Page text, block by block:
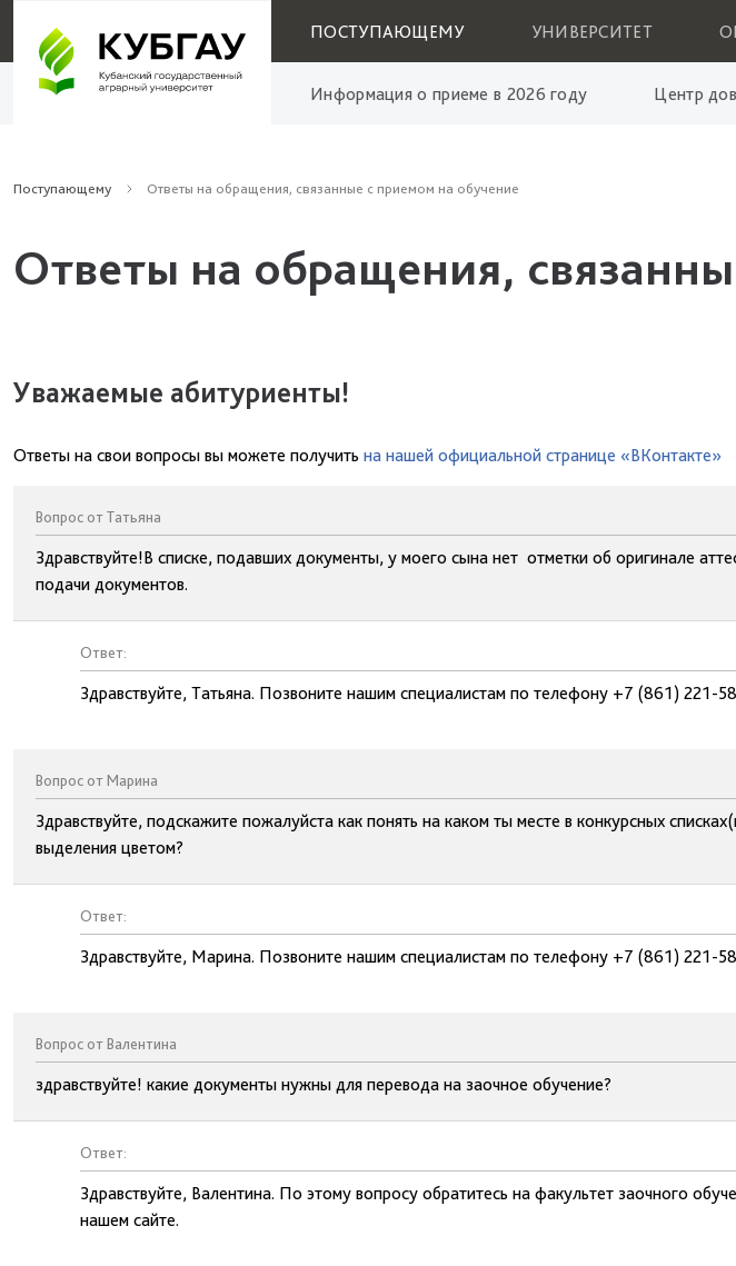
ПОСТУПАЮЩЕМУ УНИВЕРСИТЕТ
Информация о приеме в 2026 году Центр
Поступающему Ответы на обращения, связанные с приемом на обучение
Ответы на обращения,
Уважаемые абитуриенты!
Ответы на свои вопросы вы можете получить на нашей официальной странице «ВКонтакте»
Вопрос от Татьяна
Здравствуйте!В списке, подавших документы, у моего сына нет отметки об оригинале
подачи документов.
Ответ:
Здравствуйте, Татьяна. Позвоните нашим специалистам по телефону +7 (861) 221-
Вопрос от Марина
Здравствуйте, подскажите пожалуйста как понять на каком ты месте в конкурсных
выделения цветом?
Ответ:
Здравствуйте, Марина. Позвоните нашим специалистам по телефону +7 (861) 221-
Вопрос от Валентина
здравствуйте! какие документы нужны для перевода на заочное обучение?
Ответ:
Здравствуйте, Валентина. По этому вопросу обратитесь на факультет заочного
нашем сайте.